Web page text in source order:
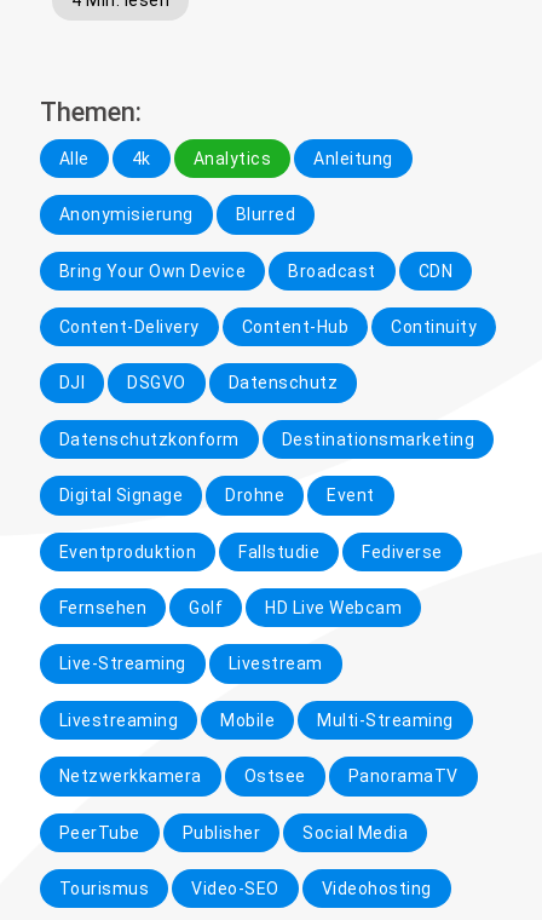
Themen:
Alle 4k Analytics Anleitung
Anonymisierung Blurred
Bring Your Own Device Broadcast CDN
Content-Delivery Content-Hub Continuity
DJI DSGVO Datenschutz
Datenschutzkonform Destinationsmarketing
Digital Signage Drohne Event
Eventproduktion Fallstudie Fediverse
Fernsehen Golf HD Live Webcam
Live-Streaming Livestream
Livestreaming Mobile Multi-Streaming
Netzwerkkamera Ostsee PanoramaTV
PeerTube Publisher Social Media
Tourismus Video-SEO Videohosting